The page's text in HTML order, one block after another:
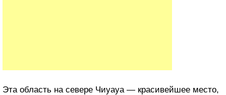
Эта область на севере Чиуауа — красивейшее место,